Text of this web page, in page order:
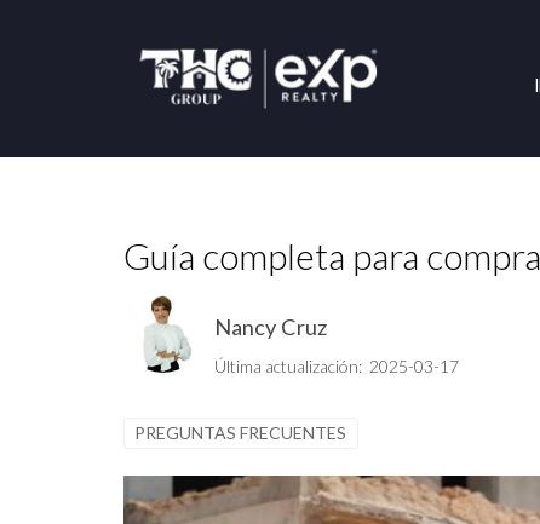
Guía completa para
Nancy Cruz
Última actualización: 2025-03-17
PREGUNTAS FRECUENTES